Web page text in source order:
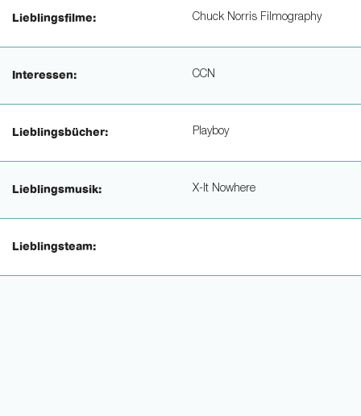
Lieblingsfilme: Chuck Norris Filmography
Interessen: CCN
Lieblingsbücher: Playboy
Lieblingsmusik: X-It Nowhere
Lieblingsteam: